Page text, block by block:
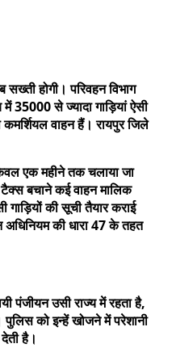
होगी। परिवहन विभाग
35000 से ज्यादा गाड़ियां ऐसी
वाहन हैं। रायपुर जिले
एक महीने तक चलाया जा
बचाने कई वाहन मालिक
की सूची तैयार कराई
अधिनियम की धारा 47 के तहत
पंजीयन उसी राज्य में रहता है,
पुलिस को इन्हें खोजने में परेशानी
है।